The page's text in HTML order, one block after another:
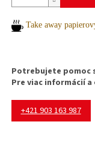
Take away
Potrebujete pomoc
Pre viac informácií
+421 903 163 987